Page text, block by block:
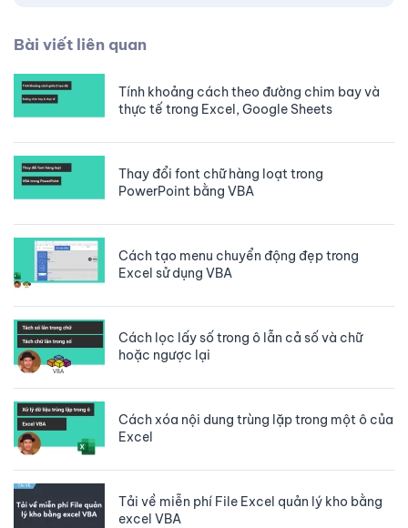
Bài viết liên quan
Tính khoảng cách theo đường chim bay và
thực tế trong Excel, Google Sheets
Thay đổi font chữ hàng loạt trong
PowerPoint bằng VBA
Cách tạo menu chuyển động đẹp trong
Excel sử dụng VBA
Cách lọc lấy số trong ô lẫn cả số và chữ
hoặc ngược lại
Cách xóa nội dung trùng lặp trong một ô của
Excel
Tải về miễn phí File Excel quản lý kho bằng
excel VBA